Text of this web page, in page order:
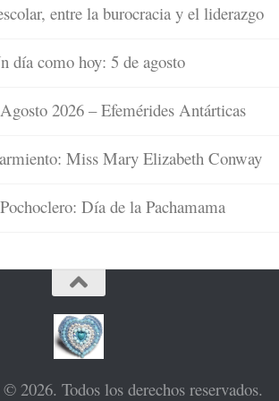
entre la burocracia y el liderazgo
día como hoy: 5 de agosto
2026 – Efemérides Antárticas
Miss Mary Elizabeth Conway
Día de la Pachamama
2026. Todos los derechos reservados.